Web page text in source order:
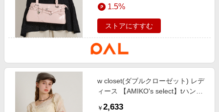
1.5%
ストアにすすむ
w closet(ダブルクローゼット) レデ
ィース 【AMIKO's select】tハンチ
￥ 2,633